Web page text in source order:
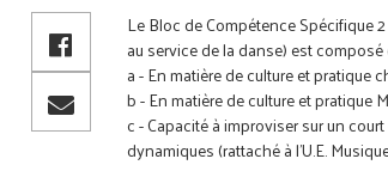
Le Bloc de Compétence Spécifique
au service de la danse) est composé
a - En matière de culture et pratique
b - En matière de culture et pratique
c - Capacité à improviser sur un
dynamiques (rattaché à l'U.E.